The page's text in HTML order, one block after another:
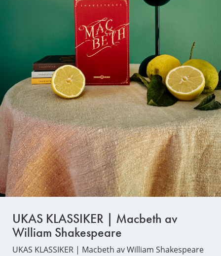
UKAS KLASSIKER | Macbeth av
William Shakespeare
UKAS KLASSIKER | Macbeth av William Shakespeare